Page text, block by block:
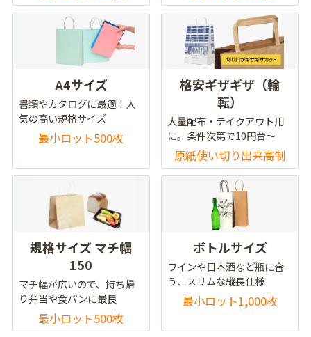
A4サイズ
書類やカタログに最適！人
気の高い規格サイズ
最小ロット500枚
格安ギザギザ（輪
転）
大量配布・テイクアウト用
に。条件次第で10円台～
原紙使い切り出来高制
規格サイズ マチ幅
150
マチ幅が広いので、持ち帰
り弁当や食パンに最良
最小ロット500枚
ボトルサイズ
ワインや日本酒など瓶に合
う、スリムな縦長仕様
最小ロット1,000枚